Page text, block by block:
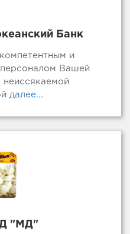
Банк
и
Вашей
далее...
"МД"